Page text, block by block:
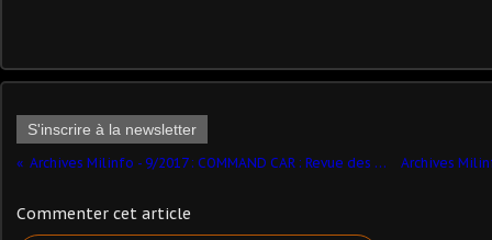
S'inscrire à la newsletter
Archives Milinfo - 9/2017 : COMMAND CAR : Revue des troupes ! (par Jérôme Hadacek)
Commenter cet article